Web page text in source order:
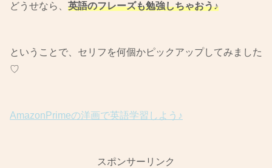
どうせなら、 英語のフレーズも勉強しちゃおう♪
ということで、セリフを何個かピックアップしてみました
♡
AmazonPrimeの洋画で英語学習しよう♪
スポンサーリンク